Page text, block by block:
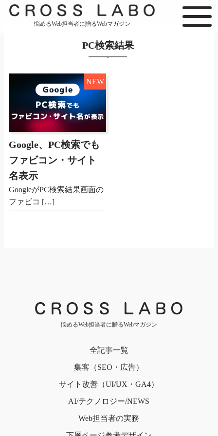
悩めるWeb担当者に贈るWebマガジン
PC検索結果
NEW
Google、PC検索でも
ファビコン・サイト
名表示
GoogleがPC検索結果画面の
ファビコ […]
悩めるWeb担当者に贈るWebマガジン
全記事一覧
集客（SEO・広告）
サイト改善（UI/UX・GA4）
AI/テクノロジー/NEWS
Web担当者の実務